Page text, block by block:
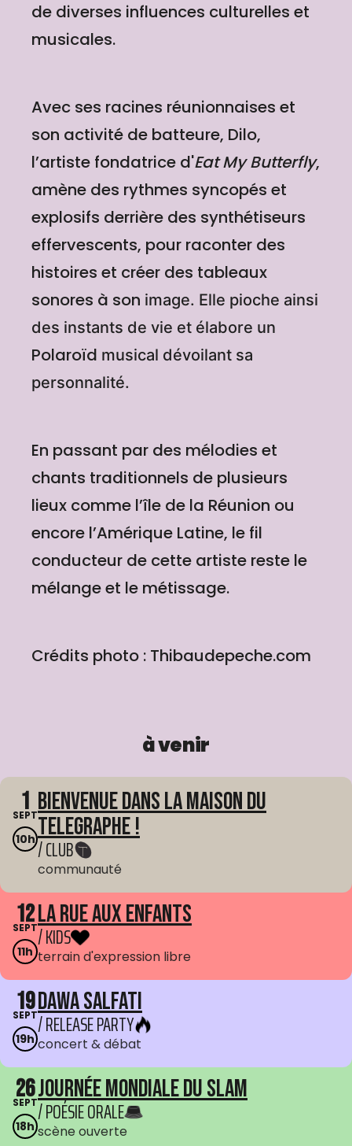
de diverses influences culturelles et
musicales.
Avec ses racines réunionnaises et
son activité de batteure, Dilo,
l’artiste fondatrice d'Eat My Butterfly,
amène des rythmes syncopés et
explosifs derrière des synthétiseurs
effervescents, pour raconter des
histoires et créer des tableaux
sonores à son image. Elle pioche ainsi
des instants de vie et élabore un
Polaroïd musical dévoilant sa
personnalité.
En passant par des mélodies et
chants traditionnels de plusieurs
lieux comme l’île de la Réunion ou
encore l’Amérique Latine, le fil
conducteur de cette artiste reste le
mélange et le métissage.
Crédits photo : Thibaudepeche.com
à venir
1
SEPT
10h
Bienvenue dans La Maison du
Telegraphe !
/ CLUB
communauté
12
SEPT
11h
La Rue aux enfants
/ KIDS
terrain d'expression libre
19
SEPT
19h
Dawa Salfati
/ RELEASE PARTY
concert & débat
26
SEPT
18h
Journée mondiale du Slam
/ POÉSIE ORALE
scène ouverte